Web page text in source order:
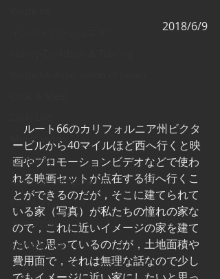
Music Video
Camping
America Camping
Film Location
ライブ観戦
Fishing lure
ウェーディング
2018/6/9
ルート66のカリフォルニア州ビクタ
ービルから40マイルほど西へ行くと映
画やプロモーションビデオなどで使わ
れる映画セットが点在する街へ行くこ
とができるのだが，そこに建てられて
いる家（写真）が私たちの憧れの家な
ので，これに近いイメージの家を建て
たいと思っているのだが，土地面積や
費用面で，それは無理な話なので少し